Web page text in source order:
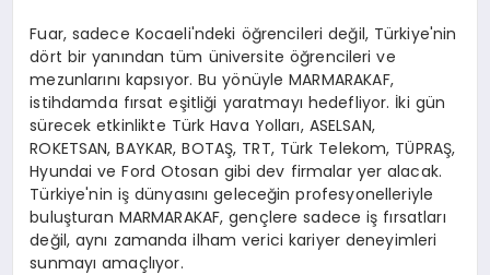
Fuar, sadece Kocaeli'ndeki öğrencileri değil, Türkiye'nin
dört bir yanından tüm üniversite öğrencileri ve
mezunlarını kapsıyor. Bu yönüyle MARMARAKAF,
istihdamda fırsat eşitliği yaratmayı hedefliyor. İki gün
sürecek etkinlikte Türk Hava Yolları, ASELSAN,
ROKETSAN, BAYKAR, BOTAŞ, TRT, Türk Telekom, TÜPRAŞ,
Hyundai ve Ford Otosan gibi dev firmalar yer alacak.
Türkiye'nin iş dünyasını geleceğin profesyonelleriyle
buluşturan MARMARAKAF, gençlere sadece iş fırsatları
değil, aynı zamanda ilham verici kariyer deneyimleri
sunmayı amaçlıyor.